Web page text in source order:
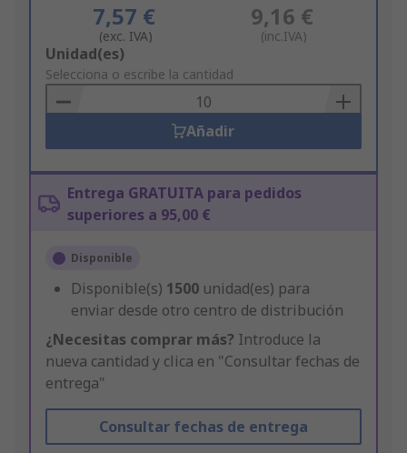
7,57 €
(exc. IVA)
9,16 €
(inc.IVA)
Add
to
Basket
Unidad(es)
Selecciona o escribe la cantidad
Añadir
Entrega GRATUITA para pedidos
superiores a 95,00 €
Disponible
Disponible(s) 1500 unidad(es) para
enviar desde otro centro de distribución
¿Necesitas comprar más? Introduce la
nueva cantidad y clica en "Consultar fechas de
entrega"
Consultar fechas de entrega